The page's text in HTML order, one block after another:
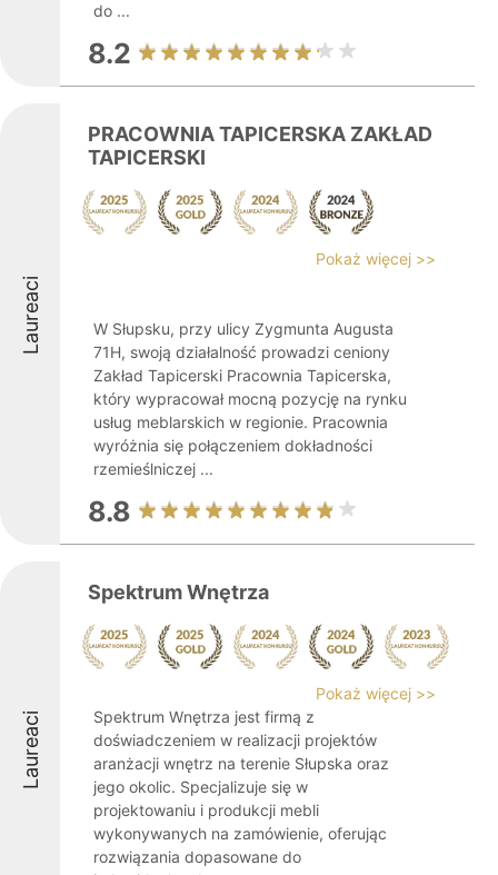
do ...
8.2
Laureaci
PRACOWNIA TAPICERSKA ZAKŁAD
TAPICERSKI
Pokaż więcej >>
W Słupsku, przy ulicy Zygmunta Augusta
71H, swoją działalność prowadzi ceniony
Zakład Tapicerski Pracownia Tapicerska,
który wypracował mocną pozycję na rynku
usług meblarskich w regionie. Pracownia
wyróżnia się połączeniem dokładności
rzemieślniczej ...
8.8
Laureaci
Spektrum Wnętrza
Pokaż więcej >>
Spektrum Wnętrza jest firmą z
doświadczeniem w realizacji projektów
aranżacji wnętrz na terenie Słupska oraz
jego okolic. Specjalizuje się w
projektowaniu i produkcji mebli
wykonywanych na zamówienie, oferując
rozwiązania dopasowane do